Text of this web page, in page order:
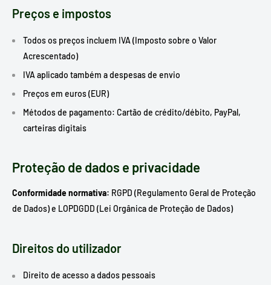
Preços e impostos
Todos os preços incluem IVA (Imposto sobre o Valor
Acrescentado)
IVA aplicado também a despesas de envio
Preços em euros (EUR)
Métodos de pagamento: Cartão de crédito/débito, PayPal,
carteiras digitais
Proteção de dados e privacidade
Conformidade normativa: RGPD (Regulamento Geral de Proteção
de Dados) e LOPDGDD (Lei Orgânica de Proteção de Dados)
Direitos do utilizador
Direito de acesso a dados pessoais